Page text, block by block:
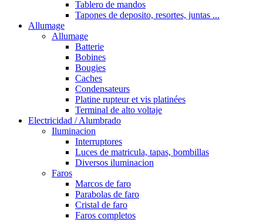
Tablero de mandos
Tapones de deposito, resortes, juntas ...
Allumage
Allumage
Batterie
Bobines
Bougies
Caches
Condensateurs
Platine rupteur et vis platinées
Terminal de alto voltaje
Electricidad / Alumbrado
Iluminacion
Interruptores
Luces de matricula, tapas, bombillas
Diversos iluminacion
Faros
Marcos de faro
Parabolas de faro
Cristal de faro
Faros completos